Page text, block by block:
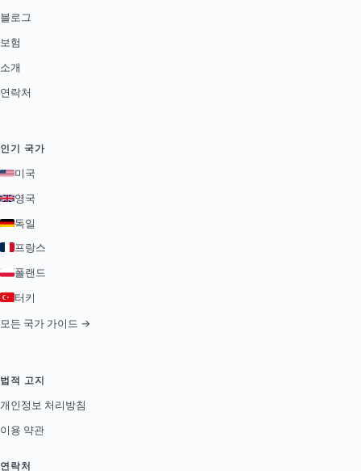
블로그
보험
소개
연락처
인기 국가
미국
영국
독일
프랑스
폴랜드
터키
모든 국가 가이드 →
법적 고지
개인정보 처리방침
이용 약관
연락처